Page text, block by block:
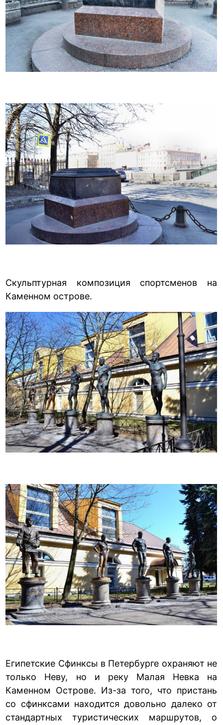
Скульптурная композиция спортсменов на
Каменном острове.
Египетские Сфинксы в Петербурге охраняют не
только Неву, но и реку Малая Невка на
Каменном Острове. Из-за того, что пристань
со сфинксами находится довольно далеко от
стандартных туристических маршрутов, о